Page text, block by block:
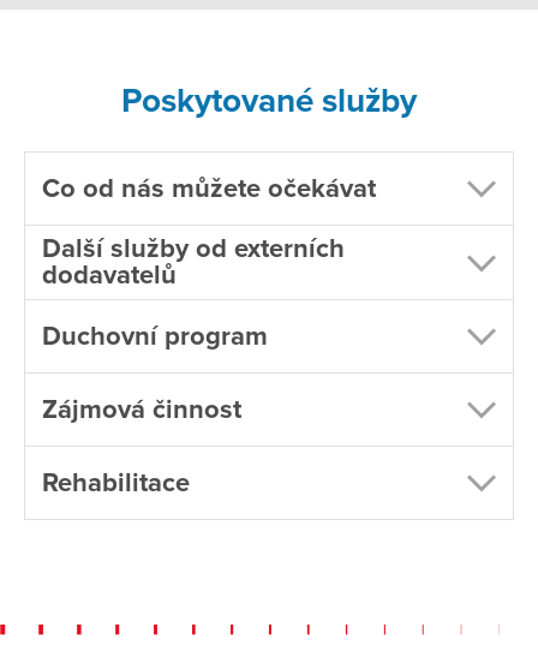
Poskytované služby
Co od nás můžete očekávat
Další služby od externích
dodavatelů
Duchovní program
Zájmová činnost
Rehabilitace